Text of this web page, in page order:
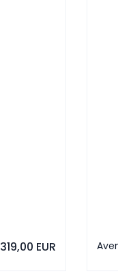
319,00 EUR